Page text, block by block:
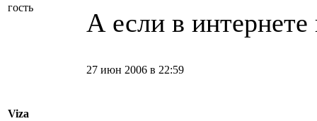
гость
А если в интернете
Viza
27 июн 2006 в 22:59